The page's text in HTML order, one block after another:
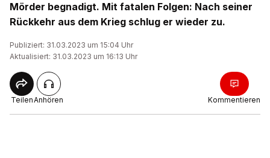
Mörder begnadigt. Mit fatalen Folgen: Nach seiner
Rückkehr aus dem Krieg schlug er wieder zu.
Publiziert: 31.03.2023 um 15:04 Uhr
Aktualisiert: 31.03.2023 um 16:13 Uhr
TeilenAnhören Kommentieren